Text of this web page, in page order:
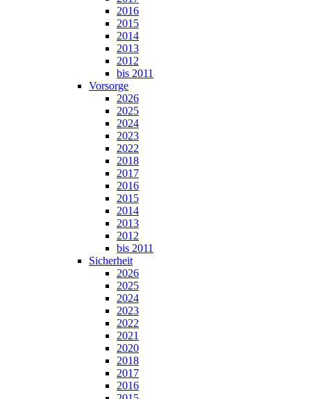
2016
2015
2014
2013
2012
bis 2011
Vorsorge
2026
2025
2024
2023
2022
2018
2017
2016
2015
2014
2013
2012
bis 2011
Sicherheit
2026
2025
2024
2023
2022
2021
2020
2018
2017
2016